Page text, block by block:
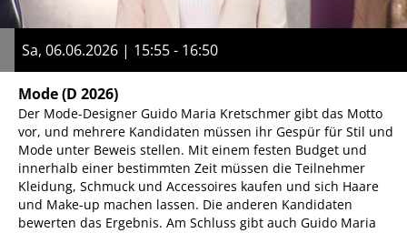
Sa, 06.06.2026 | 15:55 - 16:50
Mode(D 2026)
Der Mode-Designer Guido Maria Kretschmer gibt das Motto
vor, und mehrere Kandidaten müssen ihr Gespür für Stil und
Mode unter Beweis stellen. Mit einem festen Budget und
innerhalb einer bestimmten Zeit müssen die Teilnehmer
Kleidung, Schmuck und Accessoires kaufen und sich Haare
und Make-up machen lassen. Die anderen Kandidaten
bewerten das Ergebnis. Am Schluss gibt auch Guido Maria